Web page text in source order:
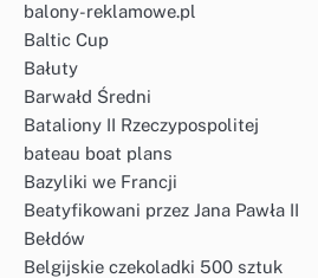
balony-reklamowe.pl
Baltic Cup
Bałuty
Barwałd Średni
Bataliony II Rzeczypospolitej
bateau boat plans
Bazyliki we Francji
Beatyfikowani przez Jana Pawła II
Bełdów
Belgijskie czekoladki 500 sztuk